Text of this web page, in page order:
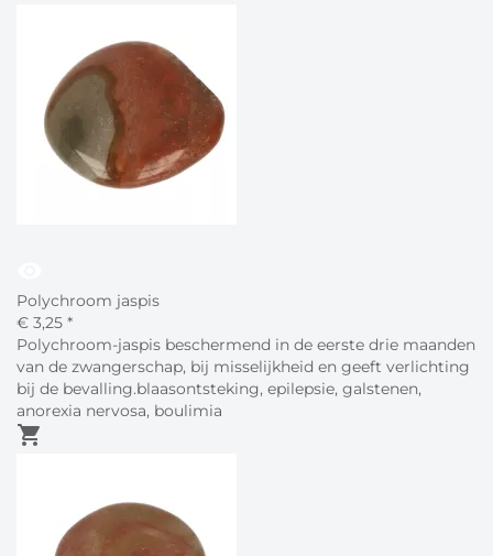
Polychroom jaspis
€ 3,25 *
Polychroom-jaspis beschermend in de eerste drie maanden
van de zwangerschap, bij misselijkheid en geeft verlichting
bij de bevalling.blaasontsteking, epilepsie, galstenen,
anorexia nervosa, boulimia
shopping_cart